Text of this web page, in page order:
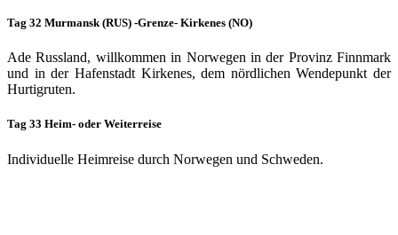
Tag 32 Murmansk (RUS) -Grenze- Kirkenes (NO)
Ade Russland, willkommen in Norwegen in der Provinz Finnmark
und in der Hafenstadt Kirkenes, dem nördlichen Wendepunkt der
Hurtigruten.
Tag 33 Heim- oder Weiterreise
Individuelle Heimreise durch Norwegen und Schweden.